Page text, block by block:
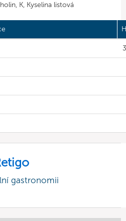
K, Kyselina listová
gastronomii